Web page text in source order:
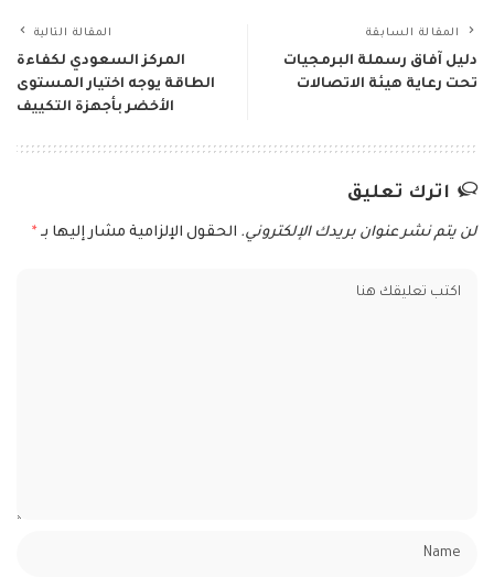
المقالة السابقة
دليل آفاق رسملة البرمجيات
تحت رعاية هيئة الاتصالات
المقالة التالية
المركز السعودي لكفاءة
الطاقة يوجه اختيار المستوى
الأخضر بأجهزة التكييف
اترك تعليق
لن يتم نشر عنوان بريدك الإلكتروني. الحقول الإلزامية مشار إليها بـ *